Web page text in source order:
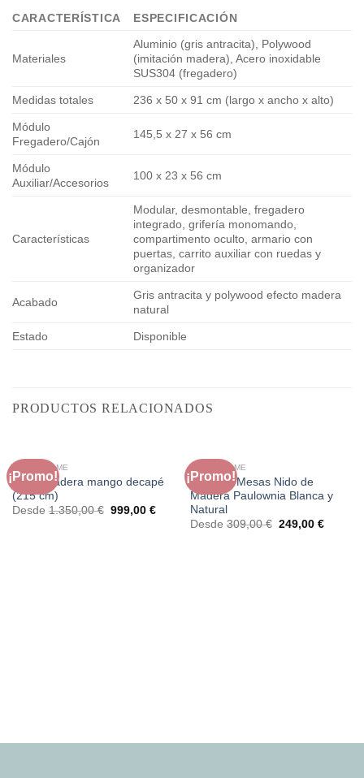
CARACTERÍSTICA ESPECIFICACIÓN
Materiales
Aluminio (gris antracita), Polywood
(imitación madera), Acero inoxidable
SUS304 (fregadero)
Medidas totales 236 x 50 x 91 cm (largo x ancho x alto)
Módulo
Fregadero/Cajón
145,5 x 27 x 56 cm
Módulo
Auxiliar/Accesorios
100 x 23 x 56 cm
Características
Modular, desmontable, fregadero
integrado, grifería monomando,
compartimento oculto, armario con
puertas, carrito auxiliar con ruedas y
organizador
Acabado
Gris antracita y polywood efecto madera
natural
Estado Disponible
PRODUCTOS RELACIONADOS
¡Promo!
FAURA HOME
Mesa madera mango decapé
(215 cm)
Desde 1.350,00€ El
999,00 €El
¡Promo!
FAURA HOME
Set de 3 Mesas Nido de
Madera Paulownia Blanca y
Natural
Desde 309,00€ El
249,00 €El